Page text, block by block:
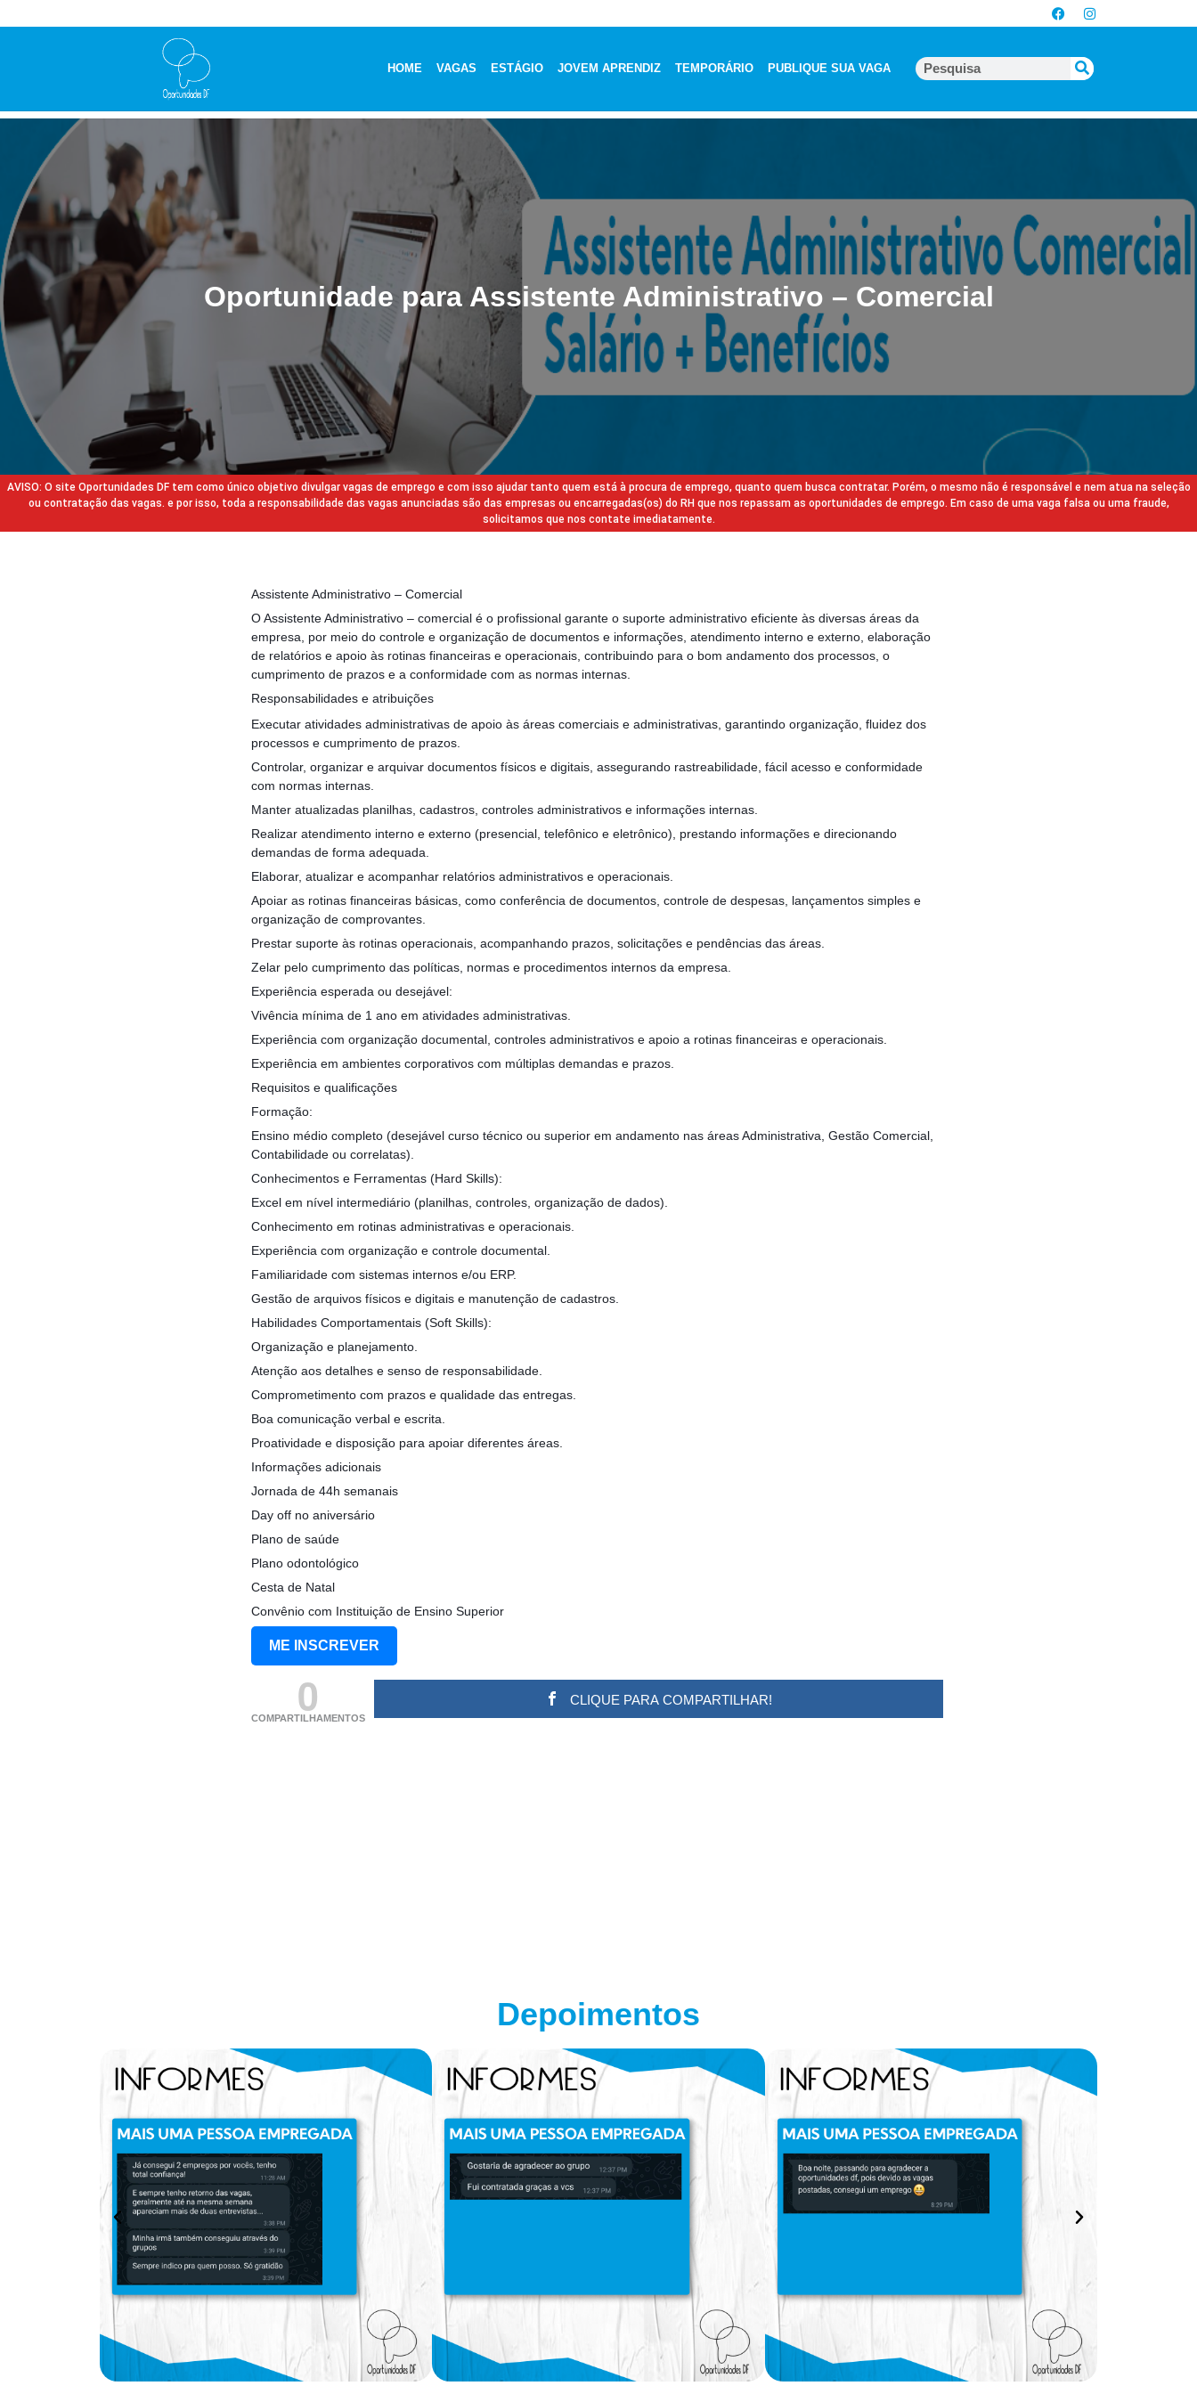
HOME VAGAS ESTÁGIO JOVEM APRENDIZ TEMPORÁRIO PUBLIQUE SUA VAGA
Oportunidade para Assistente Administrativo – Comercial
AVISO: O site Oportunidades DF tem como único objetivo divulgar vagas de emprego e com isso ajudar tanto quem está à procura de emprego, quanto quem busca contratar. Porém, o mesmo não é responsável e nem atua na seleção
ou contratação das vagas. e por isso, toda a responsabilidade das vagas anunciadas são das empresas ou encarregadas(os) do RH que nos repassam as oportunidades de emprego. Em caso de uma vaga falsa ou uma fraude,
solicitamos que nos contate imediatamente.
Assistente Administrativo – Comercial
O Assistente Administrativo – comercial é o profissional garante o suporte administrativo eficiente às diversas áreas da
empresa, por meio do controle e organização de documentos e informações, atendimento interno e externo, elaboração
de relatórios e apoio às rotinas financeiras e operacionais, contribuindo para o bom andamento dos processos, o
cumprimento de prazos e a conformidade com as normas internas.
Responsabilidades e atribuições
Executar atividades administrativas de apoio às áreas comerciais e administrativas, garantindo organização, fluidez dos
processos e cumprimento de prazos.
Controlar, organizar e arquivar documentos físicos e digitais, assegurando rastreabilidade, fácil acesso e conformidade
com normas internas.
Manter atualizadas planilhas, cadastros, controles administrativos e informações internas.
Realizar atendimento interno e externo (presencial, telefônico e eletrônico), prestando informações e direcionando
demandas de forma adequada.
Elaborar, atualizar e acompanhar relatórios administrativos e operacionais.
Apoiar as rotinas financeiras básicas, como conferência de documentos, controle de despesas, lançamentos simples e
organização de comprovantes.
Prestar suporte às rotinas operacionais, acompanhando prazos, solicitações e pendências das áreas.
Zelar pelo cumprimento das políticas, normas e procedimentos internos da empresa.
Experiência esperada ou desejável:
Vivência mínima de 1 ano em atividades administrativas.
Experiência com organização documental, controles administrativos e apoio a rotinas financeiras e operacionais.
Experiência em ambientes corporativos com múltiplas demandas e prazos.
Requisitos e qualificações
Formação:
Ensino médio completo (desejável curso técnico ou superior em andamento nas áreas Administrativa, Gestão Comercial,
Contabilidade ou correlatas).
Conhecimentos e Ferramentas (Hard Skills):
Excel em nível intermediário (planilhas, controles, organização de dados).
Conhecimento em rotinas administrativas e operacionais.
Experiência com organização e controle documental.
Familiaridade com sistemas internos e/ou ERP.
Gestão de arquivos físicos e digitais e manutenção de cadastros.
Habilidades Comportamentais (Soft Skills):
Organização e planejamento.
Atenção aos detalhes e senso de responsabilidade.
Comprometimento com prazos e qualidade das entregas.
Boa comunicação verbal e escrita.
Proatividade e disposição para apoiar diferentes áreas.
Informações adicionais
Jornada de 44h semanais
Day off no aniversário
Plano de saúde
Plano odontológico
Cesta de Natal
Convênio com Instituição de Ensino Superior
ME INSCREVER
0
COMPARTILHAMENTOS
CLIQUE PARA COMPARTILHAR!
Depoimentos